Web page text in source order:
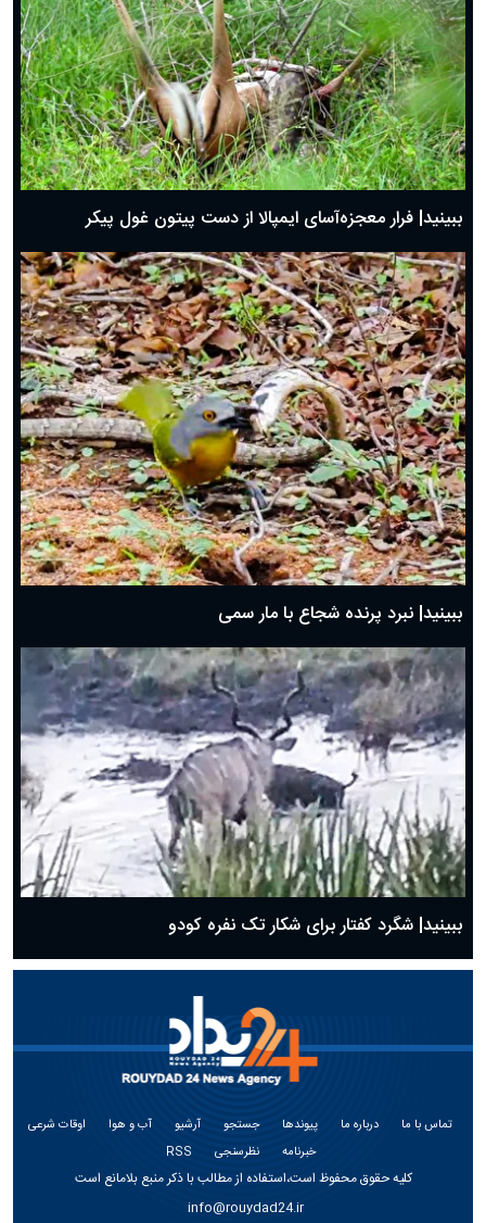
ببینید| فرار معجزه‌آسای ایمپالا از دست پیتون غول پیکر
ببینید| نبرد پرنده شجاع با مار سمی
ببینید| شگرد کفتار برای شکار تک نفره کودو
تماس با ما درباره ما پیوندها جستجو آرشیو آب و هوا
اوقات شرعی
خبرنامه
نظرسنجی RSS
کلیه حقوق محفوظ است،استفاده از مطالب با ذکر منبع بلامانع است
info@rouydad24.ir